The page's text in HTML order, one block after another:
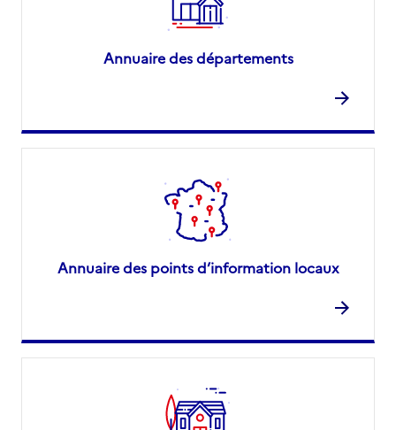
Annuaire des départements
Annuaire des points d’information locaux